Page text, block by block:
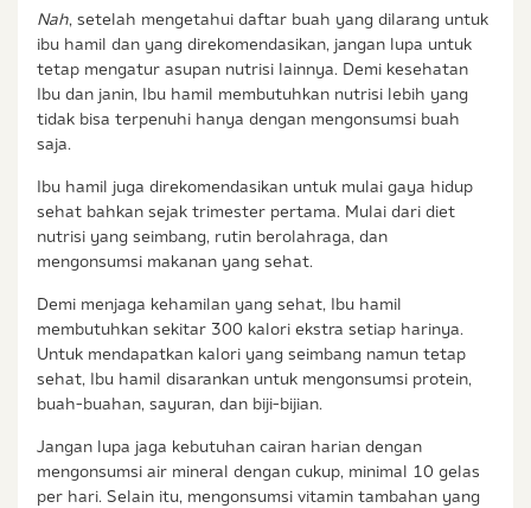
Nah, setelah mengetahui daftar buah yang dilarang untuk
ibu hamil dan yang direkomendasikan, jangan lupa untuk
tetap mengatur asupan nutrisi lainnya. Demi kesehatan
Ibu dan janin, Ibu hamil membutuhkan nutrisi lebih yang
tidak bisa terpenuhi hanya dengan mengonsumsi buah
saja.
Ibu hamil juga direkomendasikan untuk mulai gaya hidup
sehat bahkan sejak trimester pertama. Mulai dari diet
nutrisi yang seimbang, rutin berolahraga, dan
mengonsumsi makanan yang sehat.
Demi menjaga kehamilan yang sehat, Ibu hamil
membutuhkan sekitar 300 kalori ekstra setiap harinya.
Untuk mendapatkan kalori yang seimbang namun tetap
sehat, Ibu hamil disarankan untuk mengonsumsi protein,
buah-buahan, sayuran, dan biji-bijian.
Jangan lupa jaga kebutuhan cairan harian dengan
mengonsumsi air mineral dengan cukup, minimal 10 gelas
per hari. Selain itu, mengonsumsi vitamin tambahan yang